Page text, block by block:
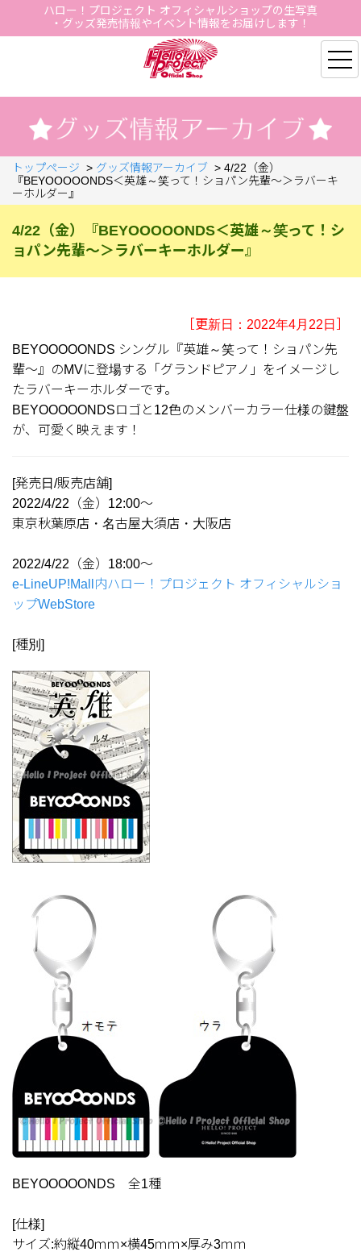
ハロー！プロジェクト オフィシャルショップの生写真
・グッズ発売情報やイベント情報をお届けします！
Hello Project Official
トップページ > グッズ情報アーカイブ > 4/22（金）
『BEYOOOOONDS＜英雄～笑って！ショパン先輩～＞ラバーキ
ーホルダー』
4/22（金）『BEYOOOOONDS＜英雄～笑って！シ
ョパン先輩～＞ラバーキーホルダー』
［更新日：2022年4月22日］
BEYOOOOONDS シングル『英雄～笑って！ショパン先
輩～』のMVに登場する「グランドピアノ」をイメージし
たラバーキーホルダーです。
BEYOOOOONDSロゴと12色のメンバーカラー仕様の鍵盤
が、可愛く映えます！
[発売日/販売店舗]
2022/4/22（金）12:00～
東京秋葉原店・名古屋大須店・大阪店
2022/4/22（金）18:00～
e-LineUP!Mall内ハロー！プロジェクト オフィシャルショ
ップWebStore
[種別]
BEYOOOOONDS 全1種
[仕様]
サイズ:約縦40ｍｍ×横45ｍｍ×厚み3ｍｍ